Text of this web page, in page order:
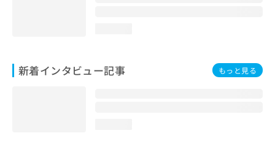
新着インタビュー記事 もっと見る